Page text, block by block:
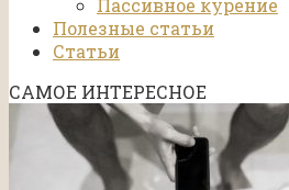
Пассивное курение
Полезные статьи
Статьи
САМОЕ ИНТЕРЕСНОЕ